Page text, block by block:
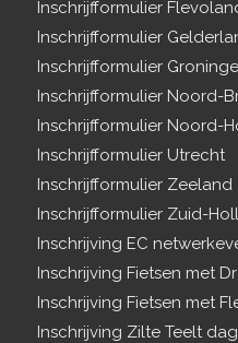
Inschrijfformulier
Inschrijfformulier
Inschrijfformulier
Inschrijfformulier Noord-
Inschrijfformulier Noord-
Inschrijfformulier Utrecht
Inschrijfformulier Zeeland
Inschrijfformulier Zuid-
Inschrijving EC
Inschrijving Fietsen met
Inschrijving Fietsen met
Inschrijving Zilte Teelt dag